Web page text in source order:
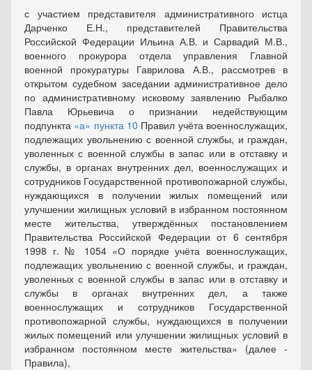
с участием представителя административного истца
Дарченко Е.Н., представителей Правительства
Российской Федерации Ильина А.В. и Сарвадий М.В.,
военного прокурора отдела управления Главной
военной прокуратуры Гаврилова А.В., рассмотрев в
открытом судебном заседании административное дело
по административному исковому заявлению Рыбалко
Павла Юрьевича о признании недействующим
подпункта «а» пункта 10 Правил учёта военнослужащих,
подлежащих увольнению с военной службы, и граждан,
уволенных с военной службы в запас или в отставку и
службы, в органах внутренних дел, военнослужащих и
сотрудников Государственной противопожарной службы,
нуждающихся в получении жилых помещений или
улучшении жилищных условий в избранном постоянном
месте жительства, утверждённых постановлением
Правительства Российской Федерации от 6 сентября
1998 г. № 1054 «О порядке учёта военнослужащих,
подлежащих увольнению с военной службы, и граждан,
уволенных с военной службы в запас или в отставку и
службы в органах внутренних дел, а также
военнослужащих и сотрудников Государственной
противопожарной службы, нуждающихся в получении
жилых помещений или улучшении жилищных условий в
избранном постоянном месте жительства» (далее -
Правила),